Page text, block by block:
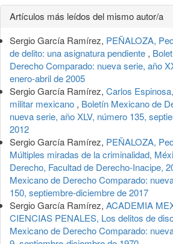
Detalles
del
artículo
Artículos más leídos del mismo autor/a
Sergio García Ramírez, PEÑALOZA,
de delito: una asignatura pendiente ,
Derecho Comparado: nueva serie, año
enero-abril de 2005
Sergio García Ramírez, Carlos
militar mexicano , Boletín Mexicano de
nueva serie, año XLV, número 135,
2012
Sergio García Ramírez, PEÑALOZA,
Múltiples miradas de la criminalidad,
Derecho, Facultad de Derecho-Inacipe,
Mexicano de Derecho Comparado:
150, septiembre-diciembre de 2017
Sergio García Ramírez, ACADEMIA
CIENCIAS PENALES, Los delitos de
Mexicano de Derecho Comparado: